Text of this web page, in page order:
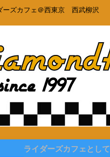
ズカフェ＠西東京 西武柳沢
ライダーズカフェとして